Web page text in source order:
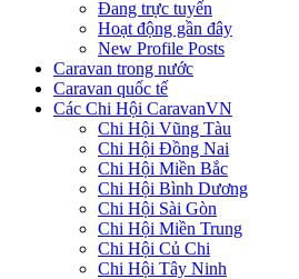
Đang trực tuyến
Hoạt động gần đây
New Profile Posts
Caravan trong nước
Caravan quốc tế
Các Chi Hội CaravanVN
Chi Hội Vũng Tàu
Chi Hội Đồng Nai
Chi Hội Miền Bắc
Chi Hội Bình Dương
Chi Hội Sài Gòn
Chi Hội Miền Trung
Chi Hội Củ Chi
Chi Hội Tây Ninh